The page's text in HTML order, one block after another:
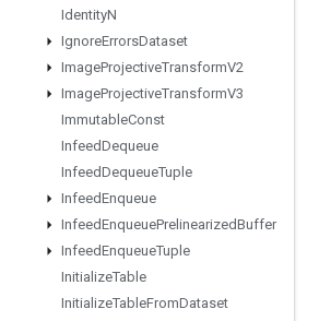
IdentityN
IgnoreErrorsDataset
ImageProjectiveTransformV2
ImageProjectiveTransformV3
ImmutableConst
InfeedDequeue
InfeedDequeueTuple
InfeedEnqueue
InfeedEnqueuePrelinearizedBuffer
InfeedEnqueueTuple
InitializeTable
InitializeTableFromDataset